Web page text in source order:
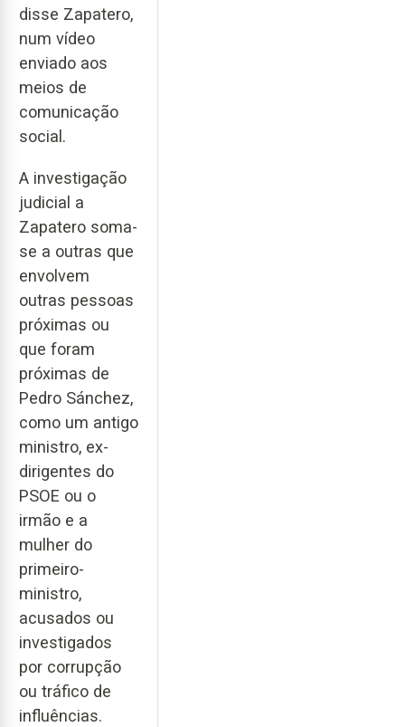
disse Zapatero,
num vídeo
enviado aos
meios de
comunicação
social.
A investigação
judicial a
Zapatero soma-
se a outras que
envolvem
outras pessoas
próximas ou
que foram
próximas de
Pedro Sánchez,
como um antigo
ministro, ex-
dirigentes do
PSOE ou o
irmão e a
mulher do
primeiro-
ministro,
acusados ou
investigados
por corrupção
ou tráfico de
influências.